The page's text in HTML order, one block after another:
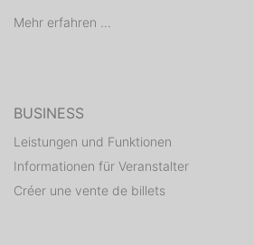
Mehr erfahren ...
BUSINESS
Leistungen und Funktionen
Informationen für Veranstalter
Créer une vente de billets